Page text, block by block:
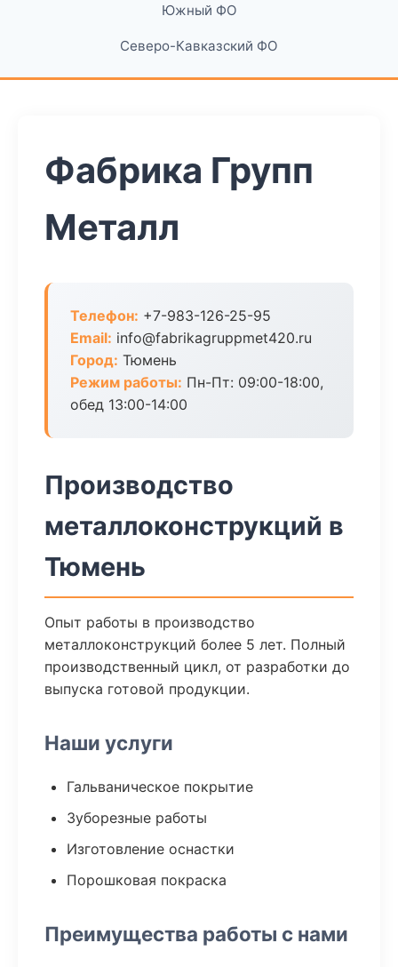
Южный ФО
Северо-Кавказский ФО
Фабрика Групп
Металл
Телефон: +7-983-126-25-95
Email: info@fabrikagruppmet420.ru
Город: Тюмень
Режим работы: Пн-Пт: 09:00-18:00,
обед 13:00-14:00
Производство
металлоконструкций в
Тюмень
Опыт работы в производство
металлоконструкций более 5 лет. Полный
производственный цикл, от разработки до
выпуска готовой продукции.
Наши услуги
Гальваническое покрытие
Зуборезные работы
Изготовление оснастки
Порошковая покраска
Преимущества работы с нами